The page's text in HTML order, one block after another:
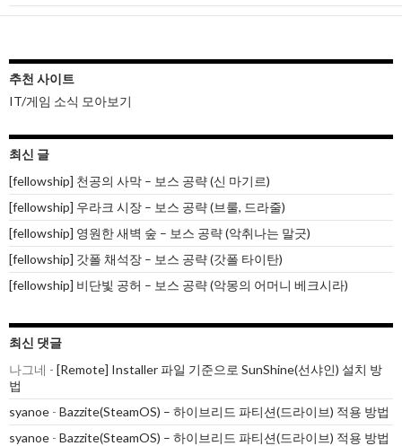
이
추천 사이트
IT/게임 소식 모아보기
최신 글
[fellowship] 천공의 사막 – 보스 공략 (신 마기르)
[fellowship] 우라크 시장 – 보스 공략 (브룰, 드라줄)
[fellowship] 영원한 새벽 숲 – 보스 공략 (악취나는 말긋)
[fellowship] 갓폴 채석장 – 보스 공략 (갓폴 타이탄)
[fellowship] 비단빛 공허 – 보스 공략 (악몽의 어머니 베크시라)
최신 댓글
나그네 - [Remote] Installer 파일 기준으로 SunShine(선샤인) 설치 방
법
syanoe - Bazzite(SteamOS) – 하이브리드 파티션(드라이브) 적용 방법
syanoe - Bazzite(SteamOS) – 하이브리드 파티션(드라이브) 적용 방법